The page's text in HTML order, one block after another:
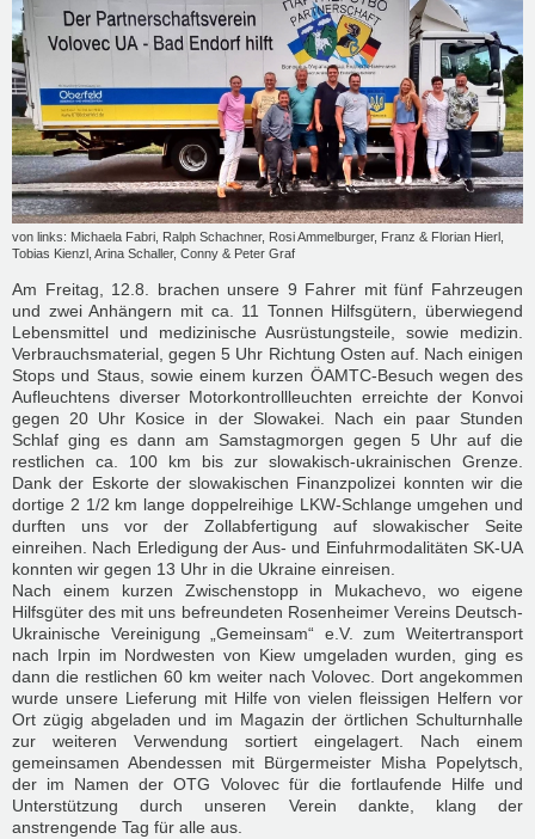
von links: Michaela Fabri, Ralph Schachner, Rosi Ammelburger, Franz & Florian Hierl,
Tobias Kienzl, Arina Schaller, Conny & Peter Graf
Am Freitag, 12.8. brachen unsere 9 Fahrer mit fünf Fahrzeugen
und zwei Anhängern mit ca. 11 Tonnen Hilfsgütern, überwiegend
Lebensmittel und medizinische Ausrüstungsteile, sowie medizin.
Verbrauchsmaterial, gegen 5 Uhr Richtung Osten auf. Nach einigen
Stops und Staus, sowie einem kurzen ÖAMTC-Besuch wegen des
Aufleuchtens diverser Motorkontrollleuchten erreichte der Konvoi
gegen 20 Uhr Kosice in der Slowakei. Nach ein paar Stunden
Schlaf ging es dann am Samstagmorgen gegen 5 Uhr auf die
restlichen ca. 100 km bis zur slowakisch-ukrainischen Grenze.
Dank der Eskorte der slowakischen Finanzpolizei konnten wir die
dortige 2 1/2 km lange doppelreihige LKW-Schlange umgehen und
durften uns vor der Zollabfertigung auf slowakischer Seite
einreihen. Nach Erledigung der Aus- und Einfuhrmodalitäten SK-UA
konnten wir gegen 13 Uhr in die Ukraine einreisen.
Nach einem kurzen Zwischenstopp in Mukachevo, wo eigene
Hilfsgüter des mit uns befreundeten Rosenheimer Vereins Deutsch-
Ukrainische Vereinigung „Gemeinsam“ e.V. zum Weitertransport
nach Irpin im Nordwesten von Kiew umgeladen wurden, ging es
dann die restlichen 60 km weiter nach Volovec. Dort angekommen
wurde unsere Lieferung mit Hilfe von vielen fleissigen Helfern vor
Ort zügig abgeladen und im Magazin der örtlichen Schulturnhalle
zur weiteren Verwendung sortiert eingelagert. Nach einem
gemeinsamen Abendessen mit Bürgermeister Misha Popelytsch,
der im Namen der OTG Volovec für die fortlaufende Hilfe und
Unterstützung durch unseren Verein dankte, klang der
anstrengende Tag für alle aus.